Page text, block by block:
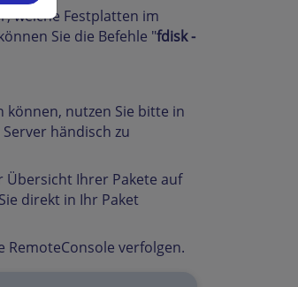
welche Festplatten im
Sie die Befehle "fdisk -
können, nutzen Sie bitte in
händisch zu
Übersicht Ihrer Pakete auf
direkt in Ihr Paket
RemoteConsole verfolgen.